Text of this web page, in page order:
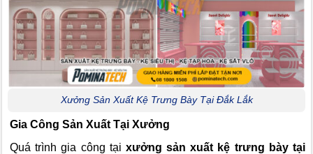
Xưởng Sản Xuất Kệ Trưng Bày Tại Đắk Lắk
Gia Công Sản Xuất Tại Xưởng
Quá trình gia công tại xưởng sản xuất kệ trưng bày tại